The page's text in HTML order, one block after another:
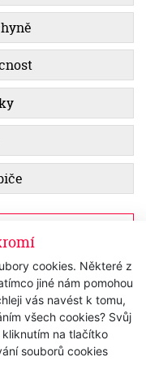
cookies. Některé z
jiné nám pomohou
vás navést k tomu,
všech cookies? Svůj
na tlačítko
souborů cookies
inEDGE All-In-